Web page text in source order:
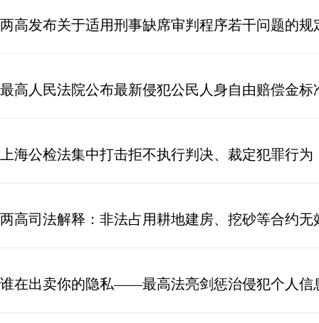
两高发布关于适用刑事缺席审判程序若干问题的规
最高人民法院公布最新侵犯公民人身自由赔偿金标
上海公检法集中打击拒不执行判决、裁定犯罪行为
两高司法解释：非法占用耕地建房、挖砂等合约无
谁在出卖你的隐私——最高法亮剑惩治侵犯个人信